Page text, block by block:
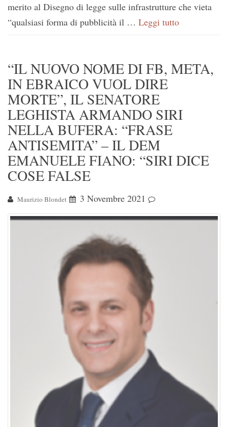
merito al Disegno di legge sulle infrastrutture che vieta
“qualsiasi forma di pubblicità il … Leggi tutto
“IL NUOVO NOME DI FB, META,
IN EBRAICO VUOL DIRE
MORTE”, IL SENATORE
LEGHISTA ARMANDO SIRI
NELLA BUFERA: “FRASE
ANTISEMITA” – IL DEM
EMANUELE FIANO: “SIRI DICE
COSE FALSE
Maurizio Blondet 3 Novembre 2021